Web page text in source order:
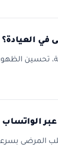
العيادة؟
تحسين الظهور
الواتساب
المرضى بسرعة